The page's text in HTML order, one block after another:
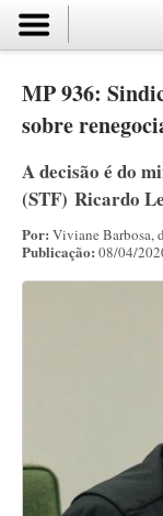
MP 936:
sobre
A decisão é do
(STF) Ricardo
Por: Viviane Barbosa,
Publicação: 08/04/